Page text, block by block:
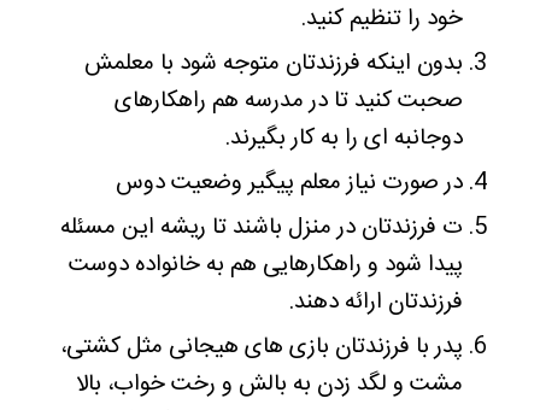
خود را تنظیم کنید.
بدون اینکه فرزندتان متوجه شود با معلمش
صحبت کنید تا در مدرسه هم راهکارهای
دوجانبه ای را به کار بگیرند.
در صورت نیاز معلم پیگیر وضعیت دوس
ت فرزندتان در منزل باشند تا ریشه این مسئله
پیدا شود و راهکارهایی هم به خانواده دوست
فرزندتان ارائه دهند.
پدر با فرزندتان بازی های هیجانی مثل کشتی،
مشت و لگد زدن به بالش و رخت خواب، بالا